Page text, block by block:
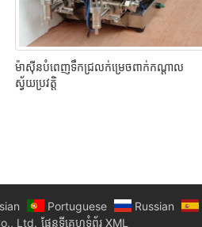
ម៉ាស៊ីនបំពេញទឹកជ្រលក់ម្រេចពាក់កណ្តាល
ស្វ័យប្រវត្តិ
Portuguese Russian
Ltd. ផែនទីគេហទំព័រ XML